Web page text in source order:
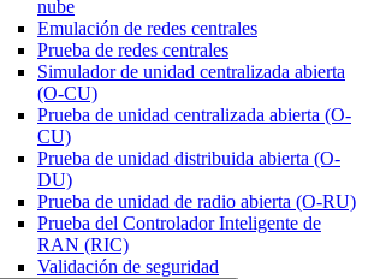
nube
Emulación de redes centrales
Prueba de redes centrales
Simulador de unidad centralizada abierta
(O-CU)
Prueba de unidad centralizada abierta (O-
CU)
Prueba de unidad distribuida abierta (O-
DU)
Prueba de unidad de radio abierta (O-RU)
Prueba del Controlador Inteligente de
RAN (RIC)
Validación de seguridad